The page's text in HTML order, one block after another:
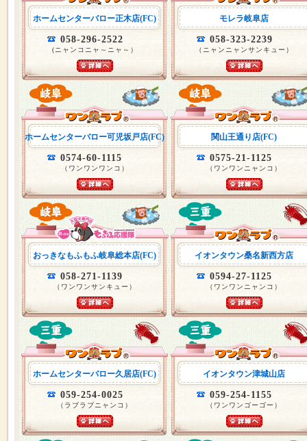
ホームセンターバロー正木店(FC)
058-296-2522
(ニャンコニャ～ニャ～）
モレラ岐阜店
058-323-2239
（ニャンニャンサンキュー）
ホームセンターバロー可児坂戸店(FC)
0574-60-1115
（ワンワンワンコ）
関山王通り店(FC)
0575-21-1125
（ワンワンニャンコ）
おっきなもふもふ岐阜総本店(FC)
058-271-1139
（ワンワンサンキュー）
イオンタウン桑名新西方店
0594-27-1125
（ワンワンニャンコ）
ホームセンターバロー久居店(FC)
059-254-0025
（ラブラブニャンコ）
イオンタウン津城山店
059-254-1155
（ワンワンゴーゴー）